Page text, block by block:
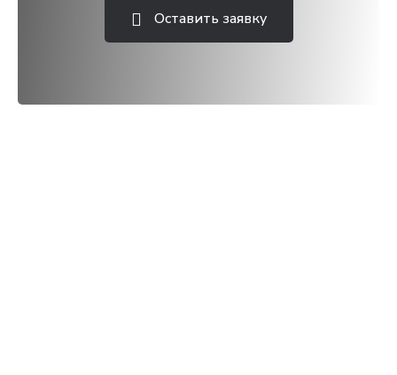
Оставить заявку